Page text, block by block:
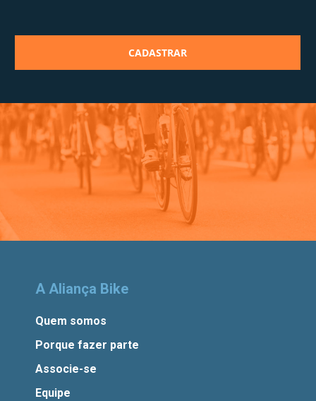
A Aliança Bike
Quem somos
Porque fazer parte
Associe-se
Equipe